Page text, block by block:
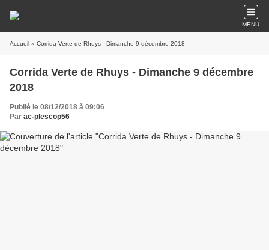
MENU
Accueil » Corrida Verte de Rhuys - Dimanche 9 décembre 2018
Corrida Verte de Rhuys - Dimanche 9 décembre
2018
Publié le 08/12/2018 à 09:06
Par ac-plescop56